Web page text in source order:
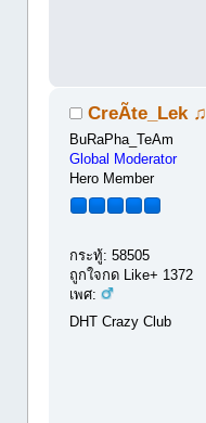
CreÃte_Lek ♫
BuRaPha_TeAm
Global Moderator
Hero Member
กระทู้: 58505
ถูกใจกด Like+ 1372
เพศ:
DHT Crazy Club